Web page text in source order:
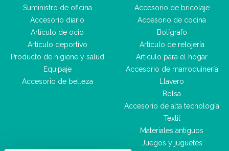
Suministro de oficina
Accesorio diario
Artículo de ocio
Artículo deportivo
Producto de higiene y salud
Equipaje
Accesorio de belleza
Accesorio de bricolaje
Accesorio de cocina
Bolígrafo
Artículo de relojería
Artículo para el hogar
Accesorio de marroquinería
Llavero
Bolsa
Accesorio de alta tecnología
Textil
Materiales antiguos
Juegos y juguetes